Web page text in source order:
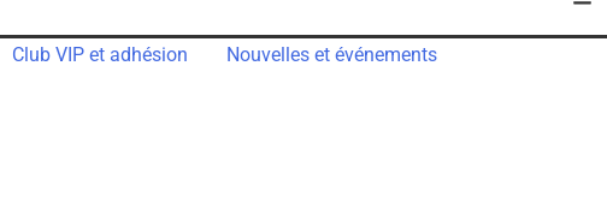
Club VIP et adhésion Nouvelles et événements